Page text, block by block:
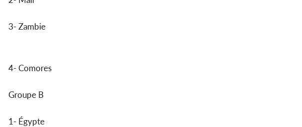
3- Zambie
4- Comores
Groupe B
1- Égypte